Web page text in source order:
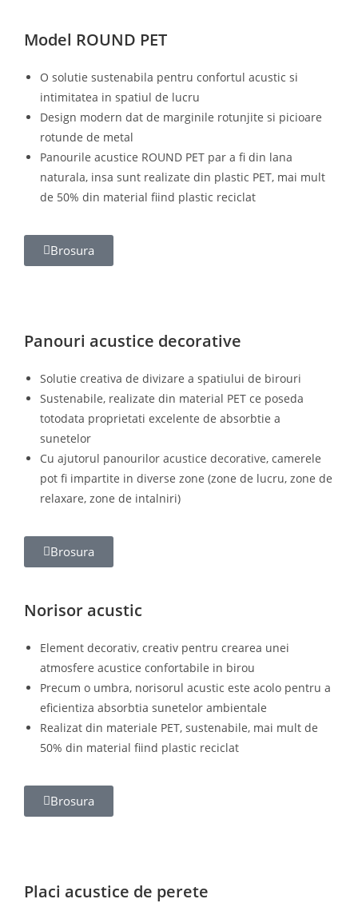
Model ROUND PET
O solutie sustenabila pentru confortul acustic si
intimitatea in spatiul de lucru
Design modern dat de marginile rotunjite si picioare
rotunde de metal
Panourile acustice ROUND PET par a fi din lana
naturala, insa sunt realizate din plastic PET, mai mult
de 50% din material fiind plastic reciclat
Brosura
Panouri acustice decorative
Solutie creativa de divizare a spatiului de birouri
Sustenabile, realizate din material PET ce poseda
totodata proprietati excelente de absorbtie a
sunetelor
Cu ajutorul panourilor acustice decorative, camerele
pot fi impartite in diverse zone (zone de lucru, zone de
relaxare, zone de intalniri)
Brosura
Norisor acustic
Element decorativ, creativ pentru crearea unei
atmosfere acustice confortabile in birou
Precum o umbra, norisorul acustic este acolo pentru a
eficientiza absorbtia sunetelor ambientale
Realizat din materiale PET, sustenabile, mai mult de
50% din material fiind plastic reciclat
Brosura
Placi acustice de perete